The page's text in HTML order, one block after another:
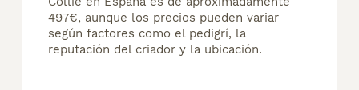
497€, aunque los precios pueden variar
según factores como el pedigrí, la
reputación del criador y la ubicación.